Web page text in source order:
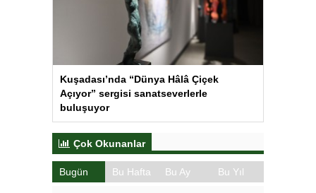
Kuşadası’nda “Dünya Hâlâ Çiçek
Açıyor” sergisi sanatseverlerle
buluşuyor
Çok Okunanlar
Bugün Bu Hafta Bu Ay Bu Yıl